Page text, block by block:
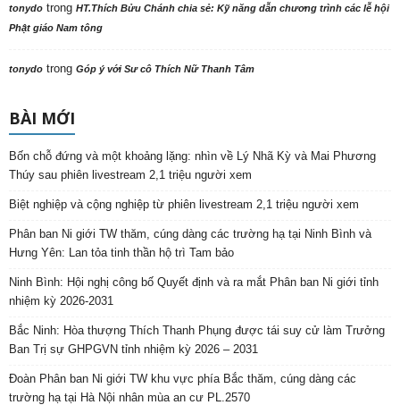
tonydo trong HT.Thích Bửu Chánh chia sẻ: Kỹ năng dẫn chương trình các lễ hội
Phật giáo Nam tông
tonydo trong Góp ý với Sư cô Thích Nữ Thanh Tâm
BÀI MỚI
Bốn chỗ đứng và một khoảng lặng: nhìn về Lý Nhã Kỳ và Mai Phương
Thúy sau phiên livestream 2,1 triệu người xem
Biệt nghiệp và cộng nghiệp từ phiên livestream 2,1 triệu người xem
Phân ban Ni giới TW thăm, cúng dàng các trường hạ tại Ninh Bình và
Hưng Yên: Lan tỏa tinh thần hộ trì Tam bảo
Ninh Bình: Hội nghị công bố Quyết định và ra mắt Phân ban Ni giới tỉnh
nhiệm kỳ 2026-2031
Bắc Ninh: Hòa thượng Thích Thanh Phụng được tái suy cử làm Trưởng
Ban Trị sự GHPGVN tỉnh nhiệm kỳ 2026 – 2031
Đoàn Phân ban Ni giới TW khu vực phía Bắc thăm, cúng dàng các
trường hạ tại Hà Nội nhân mùa an cư PL.2570